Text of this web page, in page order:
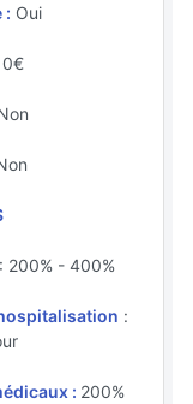
: Oui
: 200% - 400%
:
: 200%